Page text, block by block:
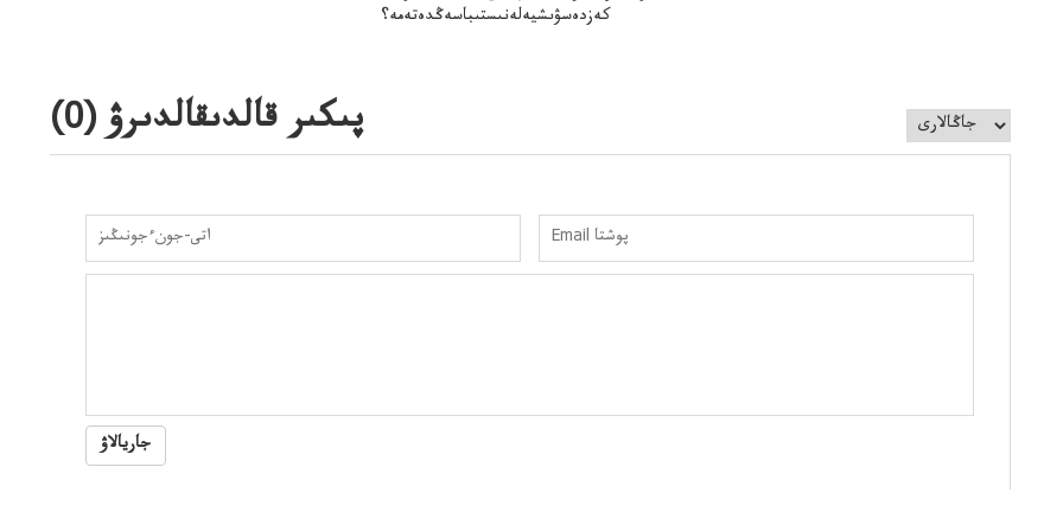
كەزدەسۋىشيەلەنىستىباسەڭدەتەمە؟
پىكىر قالدىقالدىرۋ (0
)
جاريالاۋ